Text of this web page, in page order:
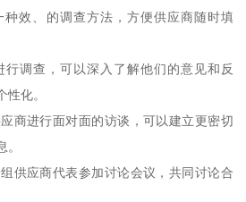
效、的调查方法，方便供应商随时填
行调查，可以深入了解他们的意见和反
化。
商进行面对面的访谈，可以建立更密切
供应商代表参加讨论会议，共同讨论合